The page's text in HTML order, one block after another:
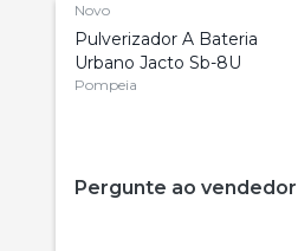
Novo
Pulverizador A Bateria
Urbano Jacto Sb-8U
Pompeia
Pergunte ao vendedor